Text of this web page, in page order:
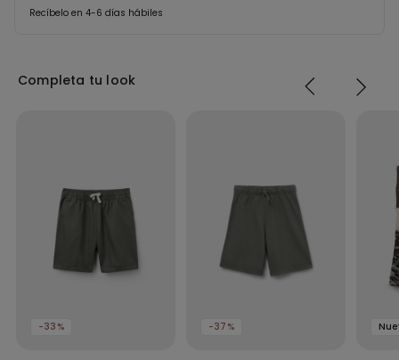
Recíbelo en 4-6 días hábiles
Completa tu look
-33% -37%